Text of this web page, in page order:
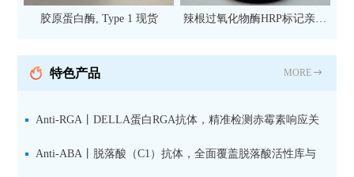
胶原蛋白酶, Type 1 现货
辣根过氧化物酶HRP标记亲和
抗 现货
特色产品 MORE
Anti-RGA丨DELLA蛋白RGA抗体，精准检测赤霉素响应关
键抑制因子
Anti-ABA丨脱落酸（C1）抗体，全面覆盖脱落酸活性库与